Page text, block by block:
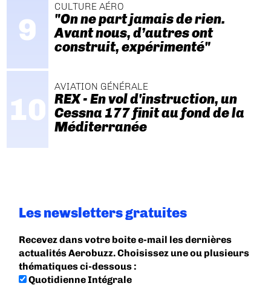
CULTURE AÉRO
"On ne part jamais de rien.
Avant nous, d’autres ont
construit, expérimenté"
AVIATION GÉNÉRALE
REX - En vol d'instruction, un
Cessna 177 finit au fond de la
Méditerranée
Les newsletters gratuites
Recevez dans votre boite e-mail les dernières
actualités Aerobuzz. Choisissez une ou plusieurs
thématiques ci-dessous :
Quotidienne Intégrale